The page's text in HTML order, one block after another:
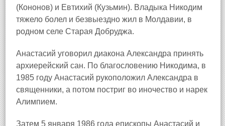
(Кононов) и Евтихий (Кузьмин). Владыка Никодим
тяжело болел и безвыездно жил в Молдавии, в
родном селе Старая Добруджа.
Анастасий уговорил диакона Александра принять
архиерейский сан. По благословению Никодима, в
1985 году Анастасий рукоположил Александра в
священники, а потом постриг во иночество и нарек
Алимпием.
Затем 5 января 1986 года епископы Анастасий и